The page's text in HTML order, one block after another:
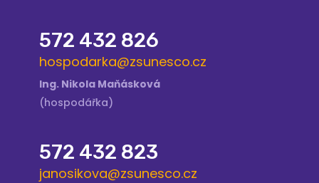
572 432 826
hospodarka@zsunesco.cz
Ing. Nikola Maňásková
(hospodářka)
572 432 823
janosikova@zsunesco.cz